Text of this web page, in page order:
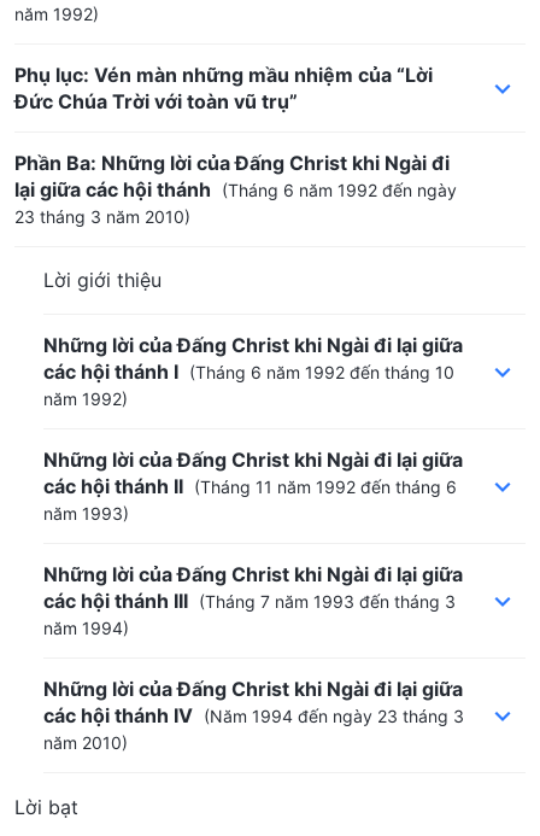
năm 1992)
Phụ lục: Vén màn những mầu nhiệm của “Lời
Đức Chúa Trời với toàn vũ trụ”
Phần Ba: Những lời của Đấng Christ khi Ngài đi
lại giữa các hội thánh
(Tháng 6 năm 1992 đến ngày
23 tháng 3 năm 2010)
Lời giới thiệu
Những lời của Đấng Christ khi Ngài đi lại giữa
các hội thánh I (Tháng 6 năm 1992 đến tháng 10
năm 1992)
Những lời của Đấng Christ khi Ngài đi lại giữa
các hội thánh II (Tháng 11 năm 1992 đến tháng 6
năm 1993)
Những lời của Đấng Christ khi Ngài đi lại giữa
các hội thánh III (Tháng 7 năm 1993 đến tháng 3
năm 1994)
Những lời của Đấng Christ khi Ngài đi lại giữa
các hội thánh IV (Năm 1994 đến ngày 23 tháng 3
năm 2010)
Lời bạt